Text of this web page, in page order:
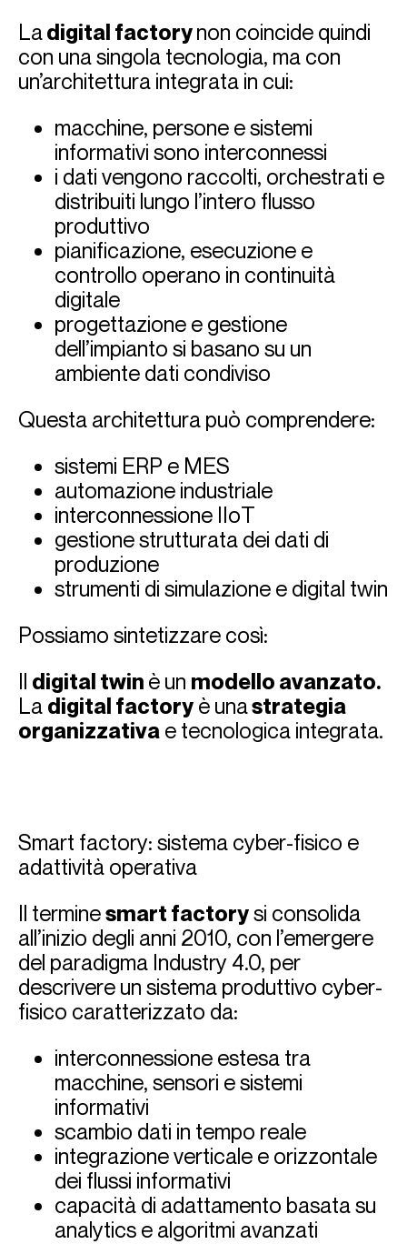
Ladigital factorynon coincide quindi
con una singola tecnologia, ma con
un’architettura integrata in cui:
macchine, persone e sistemi
informativi sono interconnessi
i dati vengono raccolti, orchestrati e
distribuiti lungo l’intero flusso
produttivo
pianificazione, esecuzione e
controllo operano in continuità
digitale
progettazione e gestione
dell’impianto si basano su un
ambiente dati condiviso
Questa architettura può comprendere:
sistemi ERP e MES
automazione industriale
interconnessione IIoT
gestione strutturata dei dati di
produzione
strumenti di simulazione e digital twin
Possiamo sintetizzare così:
Il digital twin è un modello avanzato.
La digital factory è unastrategia
organizzativa e tecnologica integrata.
Smart factory: sistema cyber-fisico e
adattività operativa
Il terminesmart factorysi consolida
all’inizio degli anni 2010, con l’emergere
del paradigma Industry 4.0, per
descrivere un sistema produttivo cyber-
fisico caratterizzato da:
interconnessione estesa tra
macchine, sensori e sistemi
informativi
scambio dati in tempo reale
integrazione verticale e orizzontale
dei flussi informativi
capacità di adattamento basata su
analytics e algoritmi avanzati